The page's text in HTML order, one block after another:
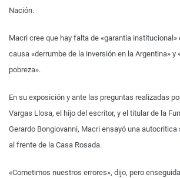
Nación.
Macri cree que hay falta de «garantía institucional»
causa «derrumbe de la inversión en la Argentina»
pobreza».
En su exposición y ante las preguntas realizadas
Vargas Llosa, el hijo del escritor, y el titular de la
Gerardo Bongiovanni, Macri ensayó una
al frente de la Casa Rosada.
«Cometimos nuestros errores», dijo, pero